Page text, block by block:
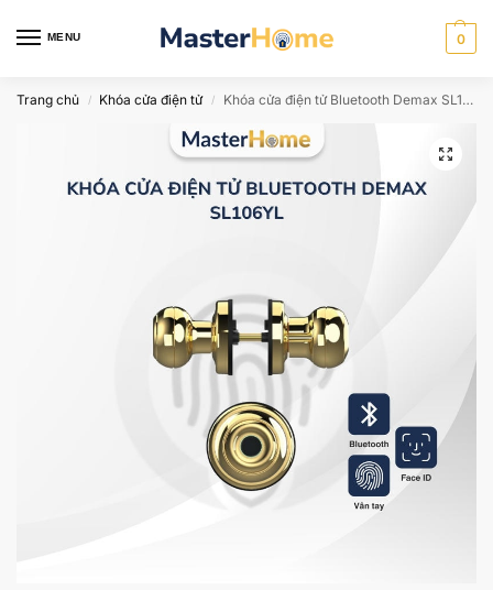
MENU 0
Trang chủ / Khóa cửa điện tử / Khóa cửa điện tử Bluetooth Demax SL106YL